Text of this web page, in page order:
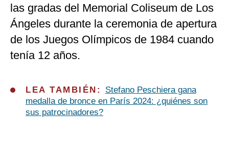
las gradas del Memorial Coliseum de Los
Ángeles durante la ceremonia de apertura
de los Juegos Olímpicos de 1984 cuando
tenía 12 años.
LEA TAMBIÉN: Stefano Peschiera gana
medalla de bronce en París 2024: ¿quiénes son
sus patrocinadores?